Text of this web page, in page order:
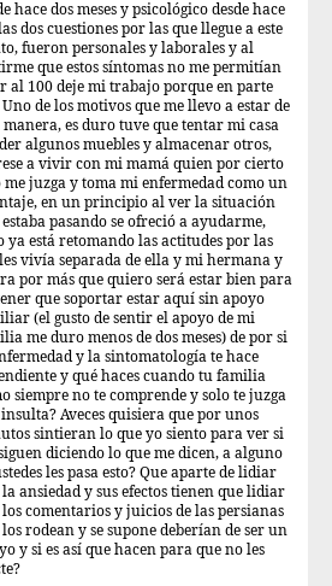
hace dos meses y psicológico desde hace
dos cuestiones por las que llegue a este
fueron personales y laborales y al
que estos síntomas no me permitían
al 100 deje mi trabajo porque en parte
de los motivos que me llevo a estar de
manera, es duro tuve que tentar mi casa
algunos muebles y almacenar otros,
a vivir con mi mamá quien por cierto
me juzga y toma mi enfermedad como un
en un principio al ver la situación
pasando se ofreció a ayudarme,
ya está retomando las actitudes por las
vivía separada de ella y mi hermana y
por más que quiero será estar bien para
que soportar estar aquí sin apoyo
(el gusto de sentir el apoyo de mi
me duro menos de dos meses) de por si
y la sintomatología te hace
y qué haces cuando tu familia
siempre no te comprende y solo te juzga
Aveces quisiera que por unos
sintieran lo que yo siento para ver si
diciendo lo que me dicen, a alguno
les pasa esto? Que aparte de lidiar
ansiedad y sus efectos tienen que lidiar
comentarios y juicios de las persianas
rodean y se supone deberían de ser un
y si es así que hacen para que no les